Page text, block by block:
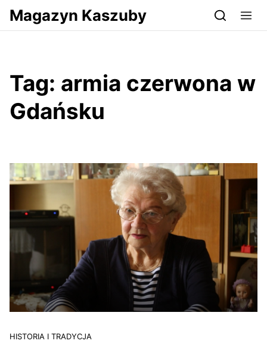
Przejdź do serwisu magazynkaszuby.pl
Magazyn Kaszuby
Tag: armia czerwona w
Gdańsku
HISTORIA I TRADYCJA